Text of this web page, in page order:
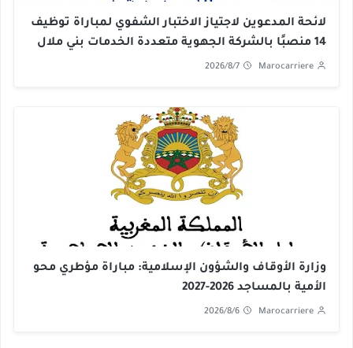
لائحة المدعوين لاجتياز الاختبار الشفوي لمباراة توظيف
14 منصبًا بالشركة الجهوية متعددة الخدمات بني ملال
خنيفرة 2026
Marocarriere
2026/8/7
وزارة الأوقاف والشؤون الإسلامية: مباراة مؤطري محو
الأمية بالمساجد 2026-2027
Marocarriere
2026/8/6